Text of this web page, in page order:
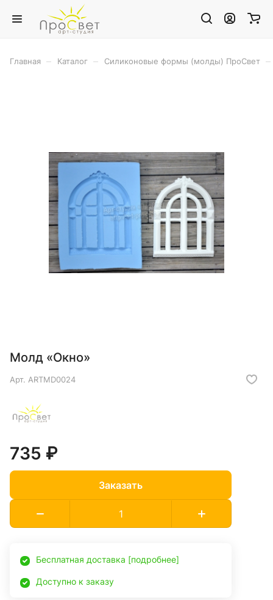
Главная Каталог Силиконовые формы (молды) ПроСвет
Молд «Окно»
Арт. ARTMD0024
735 ₽
Заказать
Бесплатная доставка [подробнее]
Доступно к заказу